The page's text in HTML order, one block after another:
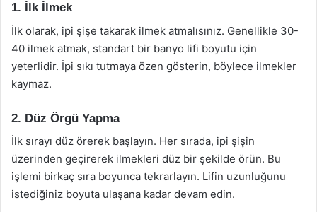
1. İlk İlmek
İlk olarak, ipi şişe takarak ilmek atmalısınız. Genellikle 30-
40 ilmek atmak, standart bir banyo lifi boyutu için
yeterlidir. İpi sıkı tutmaya özen gösterin, böylece ilmekler
kaymaz.
2. Düz Örgü Yapma
İlk sırayı düz örerek başlayın. Her sırada, ipi şişin
üzerinden geçirerek ilmekleri düz bir şekilde örün. Bu
işlemi birkaç sıra boyunca tekrarlayın. Lifin uzunluğunu
istediğiniz boyuta ulaşana kadar devam edin.